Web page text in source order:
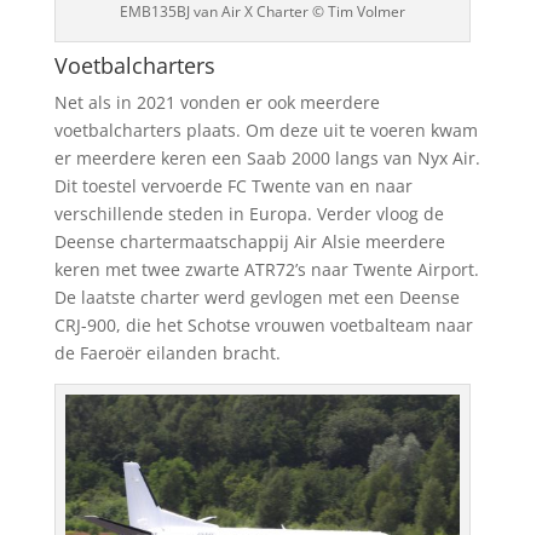
EMB135BJ van Air X Charter © Tim Volmer
Voetbalcharters
Net als in 2021 vonden er ook meerdere
voetbalcharters plaats. Om deze uit te voeren kwam
er meerdere keren een Saab 2000 langs van Nyx Air.
Dit toestel vervoerde FC Twente van en naar
verschillende steden in Europa. Verder vloog de
Deense chartermaatschappij Air Alsie meerdere
keren met twee zwarte ATR72’s naar Twente Airport.
De laatste charter werd gevlogen met een Deense
CRJ-900, die het Schotse vrouwen voetbalteam naar
de Faeroër eilanden bracht.